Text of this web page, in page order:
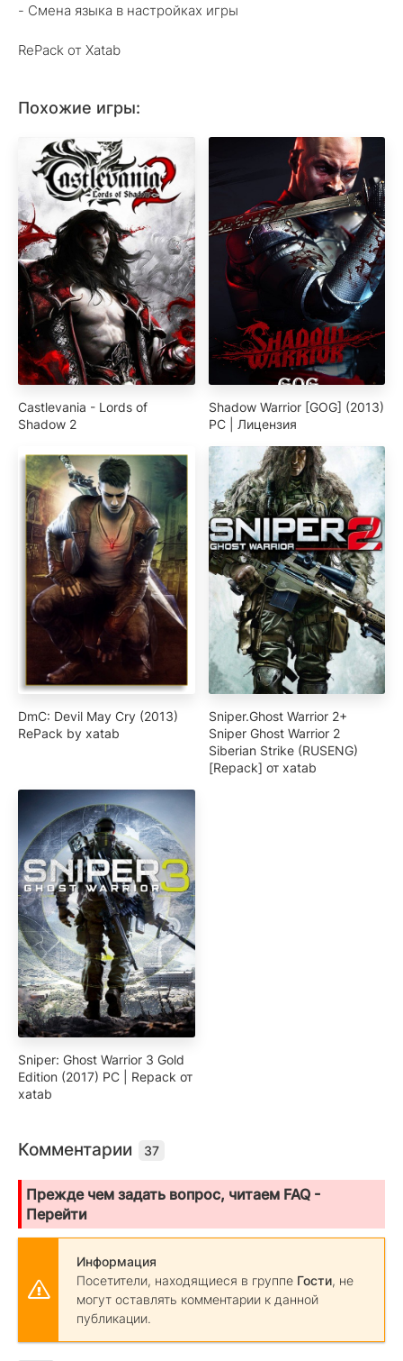
- Смена языка в настройках игры
RePack от Xatab
Похожие игры:
Castlevania - Lords of
Shadow 2
Shadow Warrior [GOG] (2013)
PC | Лицензия
DmC: Devil May Cry (2013)
RePack by xatab
Sniper.Ghost Warrior 2+
Sniper Ghost Warrior 2
Siberian Strike (RUSENG)
[Repack] от xatab
Sniper: Ghost Warrior 3 Gold
Edition (2017) PC | Repack от
xatab
Комментарии 37
Прежде чем задать вопрос, читаем FAQ -
Перейти
Информация
Посетители, находящиеся в группе Гости, не
могут оставлять комментарии к данной
публикации.